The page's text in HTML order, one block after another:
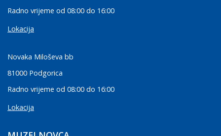
Radno vrijeme od 08:00 do 16:00
Lokacija
Novaka Miloševa bb
81000 Podgorica
Radno vrijeme od 08:00 do 16:00
Lokacija